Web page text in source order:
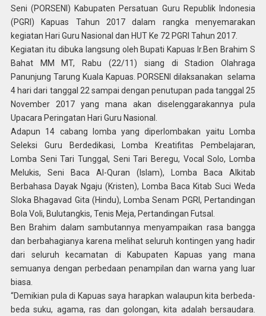
Seni (PORSENI) Kabupaten Persatuan Guru Republik Indonesia
(PGRI) Kapuas Tahun 2017 dalam rangka menyemarakan
kegiatan Hari Guru Nasional dan HUT Ke 72 PGRI Tahun 2017.
Kegiatan itu dibuka langsung oleh Bupati Kapuas Ir.Ben Brahim S
Bahat MM MT, Rabu (22/11) siang di Stadion Olahraga
Panunjung Tarung Kuala Kapuas. PORSENI dilaksanakan selama
4 hari dari tanggal 22 sampai dengan penutupan pada tanggal 25
November 2017 yang mana akan diselenggarakannya pula
Upacara Peringatan Hari Guru Nasional.
Adapun 14 cabang lomba yang diperlombakan yaitu Lomba
Seleksi Guru Berdedikasi, Lomba Kreatifitas Pembelajaran,
Lomba Seni Tari Tunggal, Seni Tari Beregu, Vocal Solo, Lomba
Melukis, Seni Baca Al-Quran (Islam), Lomba Baca Alkitab
Berbahasa Dayak Ngaju (Kristen), Lomba Baca Kitab Suci Weda
Sloka Bhagavad Gita (Hindu), Lomba Senam PGRI, Pertandingan
Bola Voli, Bulutangkis, Tenis Meja, Pertandingan Futsal.
Ben Brahim dalam sambutannya menyampaikan rasa bangga
dan berbahagianya karena melihat seluruh kontingen yang hadir
dari seluruh kecamatan di Kabupaten Kapuas yang mana
semuanya dengan perbedaan penampilan dan warna yang luar
biasa.
“Demikian pula di Kapuas saya harapkan walaupun kita berbeda-
beda suku, agama, ras dan golongan, kita adalah bersaudara.